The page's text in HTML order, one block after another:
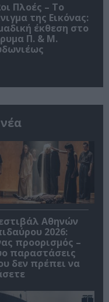
Πλοές – Το
της Εικόνας:
έκθεση στο
Π. & Μ.
Αθηνών
2026:
προορισμός –
παραστάσεις
δεν πρέπει να